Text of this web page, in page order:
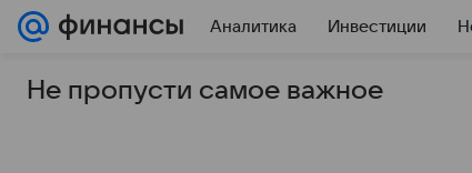
Аналитика Инвестиции
1 июля 2026 Финансы Mail
Аналитики JP
Не пропусти самое важное